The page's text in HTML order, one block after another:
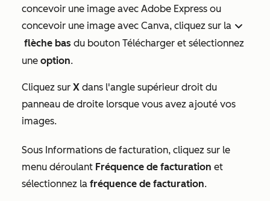
concevoir une image avec Adobe Express ou
concevoir une image avec Canva, cliquez sur la down
flèche bas du bouton Télécharger et sélectionnez
une option.
Cliquez sur X dans l'angle supérieur droit du
panneau de droite lorsque vous avez ajouté vos
images.
Sous Informations de facturation, cliquez sur le
menu déroulant Fréquence de facturation et
sélectionnez la fréquence de facturation.